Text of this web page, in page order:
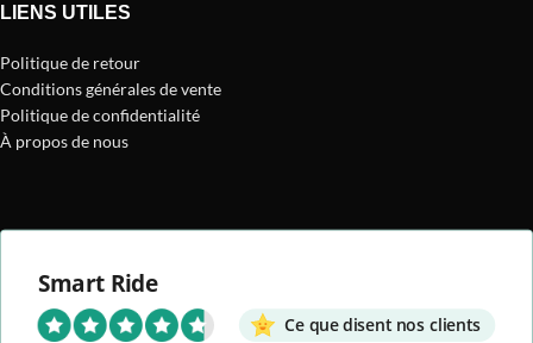
LIENS UTILES
Politique de retour
Conditions générales de vente
Politique de confidentialité
À propos de nous
Smart Ride
Ce que disent nos clients